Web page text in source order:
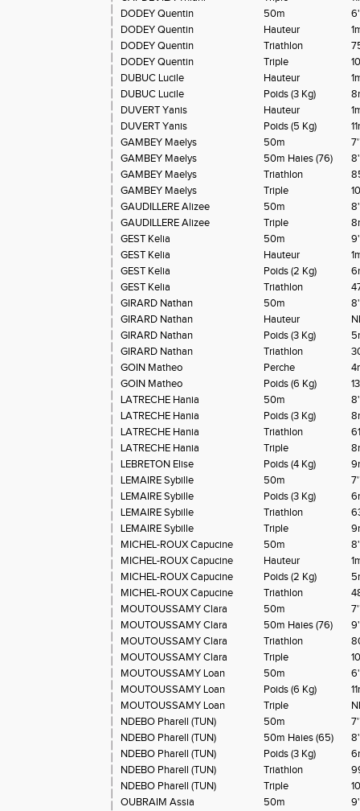
DODEY Quentin
50m
DODEY Quentin
Hauteur
DODEY Quentin
Triathlon
DODEY Quentin
Triple
DUBUC Lucile
Hauteur
DUBUC Lucile
Poids (3 Kg)
DUVERT Yanis
Hauteur
DUVERT Yanis
Poids (5 Kg)
GAMBEY Maelys
50m
GAMBEY Maelys
50m Haies (76)
GAMBEY Maelys
Triathlon
GAMBEY Maelys
Triple
GAUDILLERE Alizee
50m
GAUDILLERE Alizee
Triple
GEST Kelia
50m
GEST Kelia
Hauteur
GEST Kelia
Poids (2 Kg)
GEST Kelia
Triathlon
GIRARD Nathan
50m
GIRARD Nathan
Hauteur
GIRARD Nathan
Poids (3 Kg)
GIRARD Nathan
Triathlon
GOIN Matheo
Perche
GOIN Matheo
Poids (6 Kg)
LATRECHE Hania
50m
LATRECHE Hania
Poids (3 Kg)
LATRECHE Hania
Triathlon
LATRECHE Hania
Triple
LEBRETON Elise
Poids (4 Kg)
LEMAIRE Sybille
50m
LEMAIRE Sybille
Poids (3 Kg)
LEMAIRE Sybille
Triathlon
LEMAIRE Sybille
Triple
MICHEL-ROUX Capucine
50m
MICHEL-ROUX Capucine
Hauteur
MICHEL-ROUX Capucine
Poids (2 Kg)
MICHEL-ROUX Capucine
Triathlon
MOUTOUSSAMY Clara
50m
MOUTOUSSAMY Clara
50m Haies (76)
MOUTOUSSAMY Clara
Triathlon
MOUTOUSSAMY Clara
Triple
MOUTOUSSAMY Loan
50m
MOUTOUSSAMY Loan
Poids (6 Kg)
MOUTOUSSAMY Loan
Triple
NDEBO Pharell (TUN)
50m
NDEBO Pharell (TUN)
50m Haies (65)
NDEBO Pharell (TUN)
Poids (3 Kg)
NDEBO Pharell (TUN)
Triathlon
NDEBO Pharell (TUN)
Triple
OUBRAIM Assia
50m